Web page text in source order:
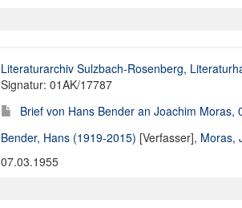
Literaturarchiv Sulzbach-Rosenberg,
Signatur: 01AK/17787
Brief von Hans Bender an Joachim Moras,
Bender, Hans (1919-2015) [Verfasser], Moras,
07.03.1955